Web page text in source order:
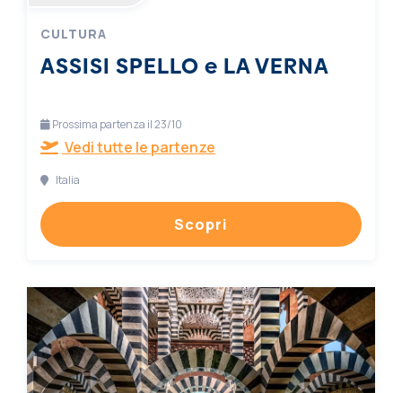
CULTURA
ASSISI SPELLO e LA VERNA
Prossima partenza il 23/10
Vedi tutte le partenze
Italia
Scopri